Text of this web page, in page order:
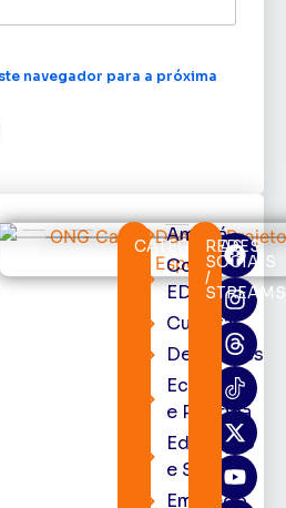
navegador para a próxima
CATEGORIAS
Amapá
Cortes
EDcast
Cultura
Destaques
Economia
e Política
Educação
e Saúde
Emprego
REDES
SOCIAIS
/
STREAMS